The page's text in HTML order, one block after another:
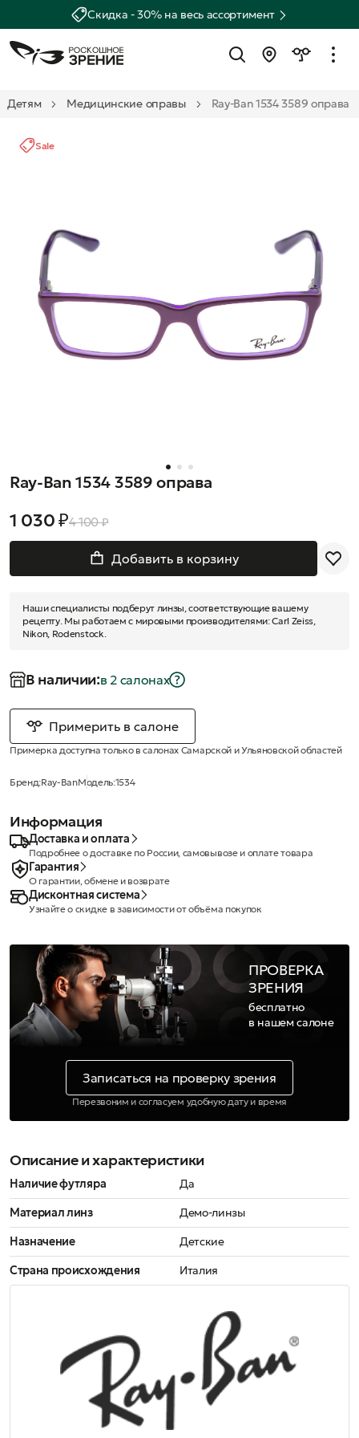
Скидка - 30% на весь ассортимент
Детям Медицинские оправы Ray-Ban 1534 3589 оправа
Sale
Ray-Ban 1534 3589 оправа
1 030 ₽4 100 ₽
Добавить в корзину
Наши специалисты подберут линзы, соответствующие вашему
рецепту. Мы работаем с мировыми производителями: Carl Zeiss,
Nikon, Rodenstock.
В наличии:в 2 салонах
Примерить в салоне
Примерка доступна только в салонах Самарской и Ульяновской областей
Бренд:Ray-BanМодель:1534
Информация
Доставка и оплата
Подробнее о доставке по России, самовывозе и оплате товара
Гарантия
О гарантии, обмене и возврате
Дисконтная система
Узнайте о скидке в зависимости от объёма покупок
ПРОВЕРКА
ЗРЕНИЯ
бесплатно
в нашем салоне
Записаться на проверку зрения
Перезвоним и согласуем удобную дату и время
Описание и характеристики
Наличие футляра
Да
Материал линз
Демо-линзы
Назначение
Детские
Страна происхождения
Италия